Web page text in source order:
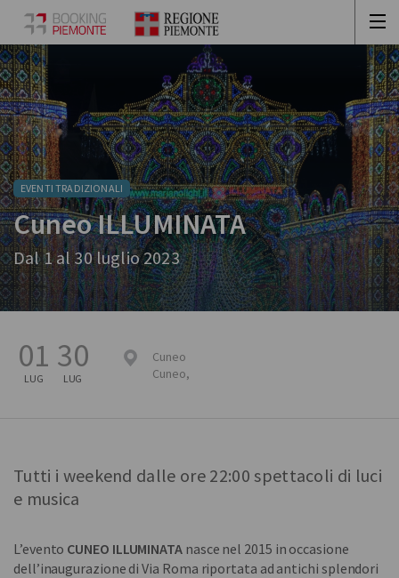
EVENTI TRADIZIONALI
Cuneo ILLUMINATA
Dal 1 al 30 luglio 2023
01
LUG
30
LUG
Cuneo
Cuneo,
Tutti i weekend dalle ore 22:00 spettacoli di luci
e musica
L’evento CUNEO ILLUMINATA nasce nel 2015 in occasione
dell’inaugurazione di Via Roma riportata ad antichi splendori